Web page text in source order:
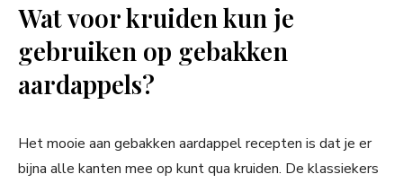
Wat voor kruiden kun je
gebruiken op gebakken
aardappels?
Het mooie aan gebakken aardappel recepten is dat je er
bijna alle kanten mee op kunt qua kruiden. De klassiekers